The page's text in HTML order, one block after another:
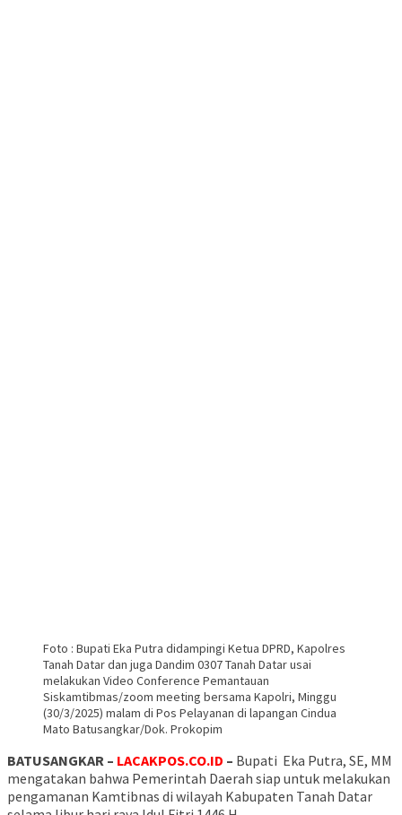
Foto : Bupati Eka Putra didampingi Ketua DPRD, Kapolres
Tanah Datar dan juga Dandim 0307 Tanah Datar usai
melakukan Video Conference Pemantauan
Siskamtibmas/zoom meeting bersama Kapolri, Minggu
(30/3/2025) malam di Pos Pelayanan di lapangan Cindua
Mato Batusangkar/Dok. Prokopim
BATUSANGKAR – LACAKPOS.CO.ID – Bupati Eka Putra, SE, MM
mengatakan bahwa Pemerintah Daerah siap untuk melakukan
pengamanan Kamtibnas di wilayah Kabupaten Tanah Datar